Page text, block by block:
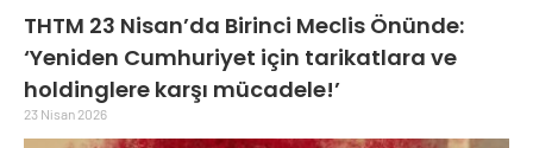
THTM 23 Nisan’da Birinci Meclis Önünde:
‘Yeniden Cumhuriyet için tarikatlara ve
holdinglere karşı mücadele!’
23 Nisan 2026